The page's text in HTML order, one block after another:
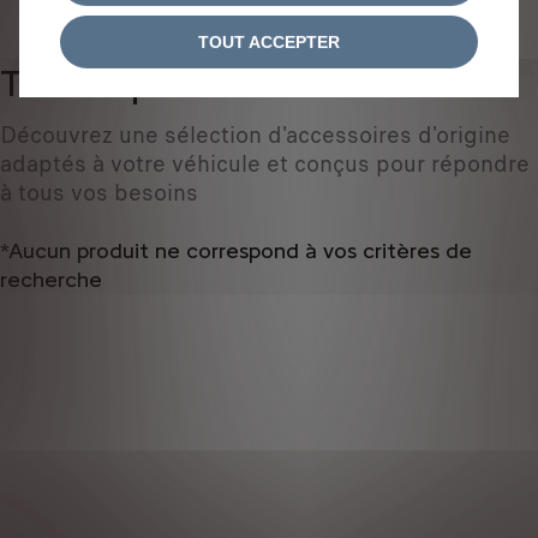
Tous les produits
Découvrez une sélection d'accessoires d'origine
adaptés à votre véhicule et conçus pour répondre
à tous vos besoins
*Aucun produit ne correspond à vos critères de
recherche
TOUT ACCEPTER